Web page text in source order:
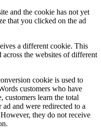
and the cookie has not yet
that you clicked on the ad
a different cookie. This
across the websites of different
cookie is used to
customers who have
customers learn the total
and were redirected to a
they do not receive